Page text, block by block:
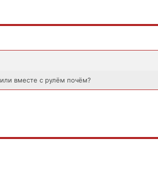
вместе с рулём почём?